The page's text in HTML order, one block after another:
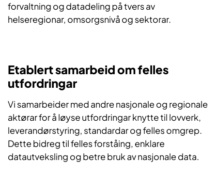
forvaltning og datadeling på tvers av
helseregionar, omsorgsnivå og sektorar. ​
Etablert samarbeid om felles
utfordringar
Vi samarbeider med andre nasjonale og regionale
aktørar for å løyse utfordringar knytte til lovverk,
leverandørstyring, standardar og felles omgrep.
Dette bidreg til felles forståing, enklare
datautveksling og betre bruk av nasjonale data.